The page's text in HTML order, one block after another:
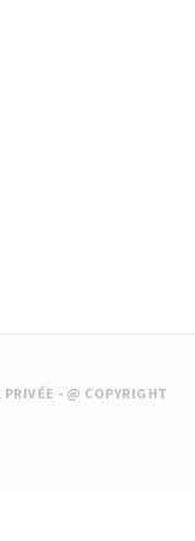
- @ COPYRIGHT